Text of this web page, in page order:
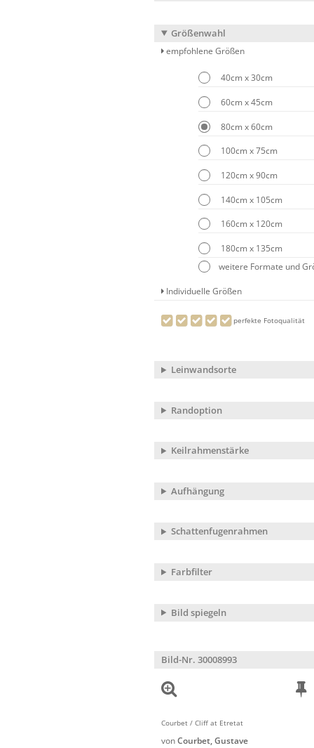
Größenwahl
empfohlene Größen
40cm x 30cm
60cm x 45cm
80cm x 60cm
100cm x 75cm
120cm x 90cm
140cm x 105cm
160cm x 120cm
180cm x 135cm
weitere Formate und
Individuelle Größen
perfekte Fotoqualität
Leinwandsorte
Randoption
Keilrahmenstärke
Aufhängung
Schattenfugenrahmen
Farbfilter
Bild spiegeln
Bild-Nr. 30008993
Courbet / Cliff at Etretat
vonCourbet, Gustave